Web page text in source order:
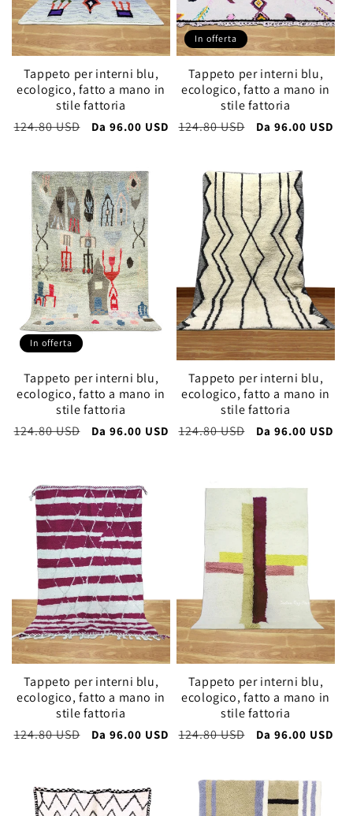
n
e
Tappeto per interni blu,
ecologico, fatto a mano in
stile fattoria
Prezzo
124.80 USD
Prezzo
Da 96.00 USD
In offerta
Tappeto per interni blu,
ecologico, fatto a mano in
stile fattoria
Prezzo
124.80 USD
Prezzo
Da 96.00 USD
In offerta
Tappeto per interni blu,
ecologico, fatto a mano in
stile fattoria
Prezzo
124.80 USD
Prezzo
Da 96.00 USD
Tappeto per interni blu,
ecologico, fatto a mano in
stile fattoria
Prezzo
124.80 USD
Prezzo
Da 96.00 USD
Tappeto per interni blu,
ecologico, fatto a mano in
stile fattoria
Prezzo
124.80 USD
Prezzo
Da 96.00 USD
Tappeto per interni blu,
ecologico, fatto a mano in
stile fattoria
Prezzo
124.80 USD
Prezzo
Da 96.00 USD